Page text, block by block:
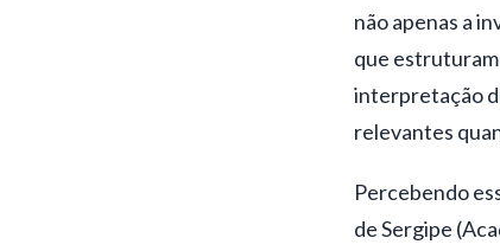
não apenas a
que
interpretação
relevantes
Percebendo
de Sergipe